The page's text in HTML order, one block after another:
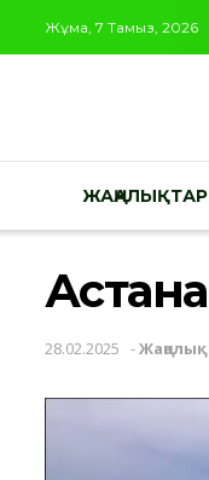
Жұма, 7 Тамыз, 2026
ЖАҢАЛЫҚТАР
28.02.2025 -